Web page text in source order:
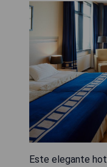
Este elegante